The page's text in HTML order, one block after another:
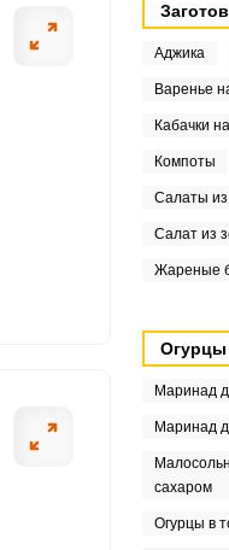
Аджика
Варенье
Кабачки
Компоты
Салаты из
Салат из
Жареные
Огурцы
Маринад
Маринад
сахаром
Огурцы в